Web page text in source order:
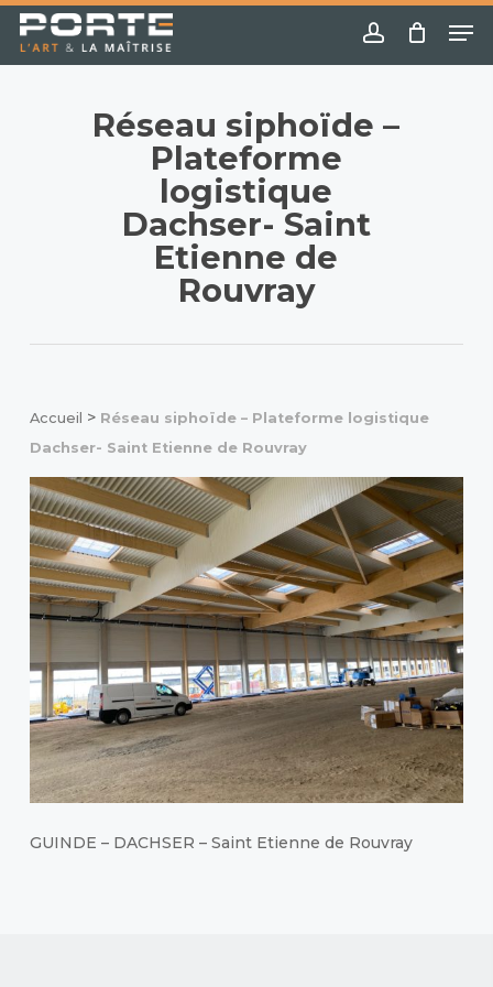
Skip
main
account
Réseau siphoïde –
Plateforme
logistique
Dachser- Saint
Etienne de
Rouvray
Accueil > Réseau siphoïde – Plateforme logistique
Dachser- Saint Etienne de Rouvray
GUINDE – DACHSER – Saint Etienne de Rouvray